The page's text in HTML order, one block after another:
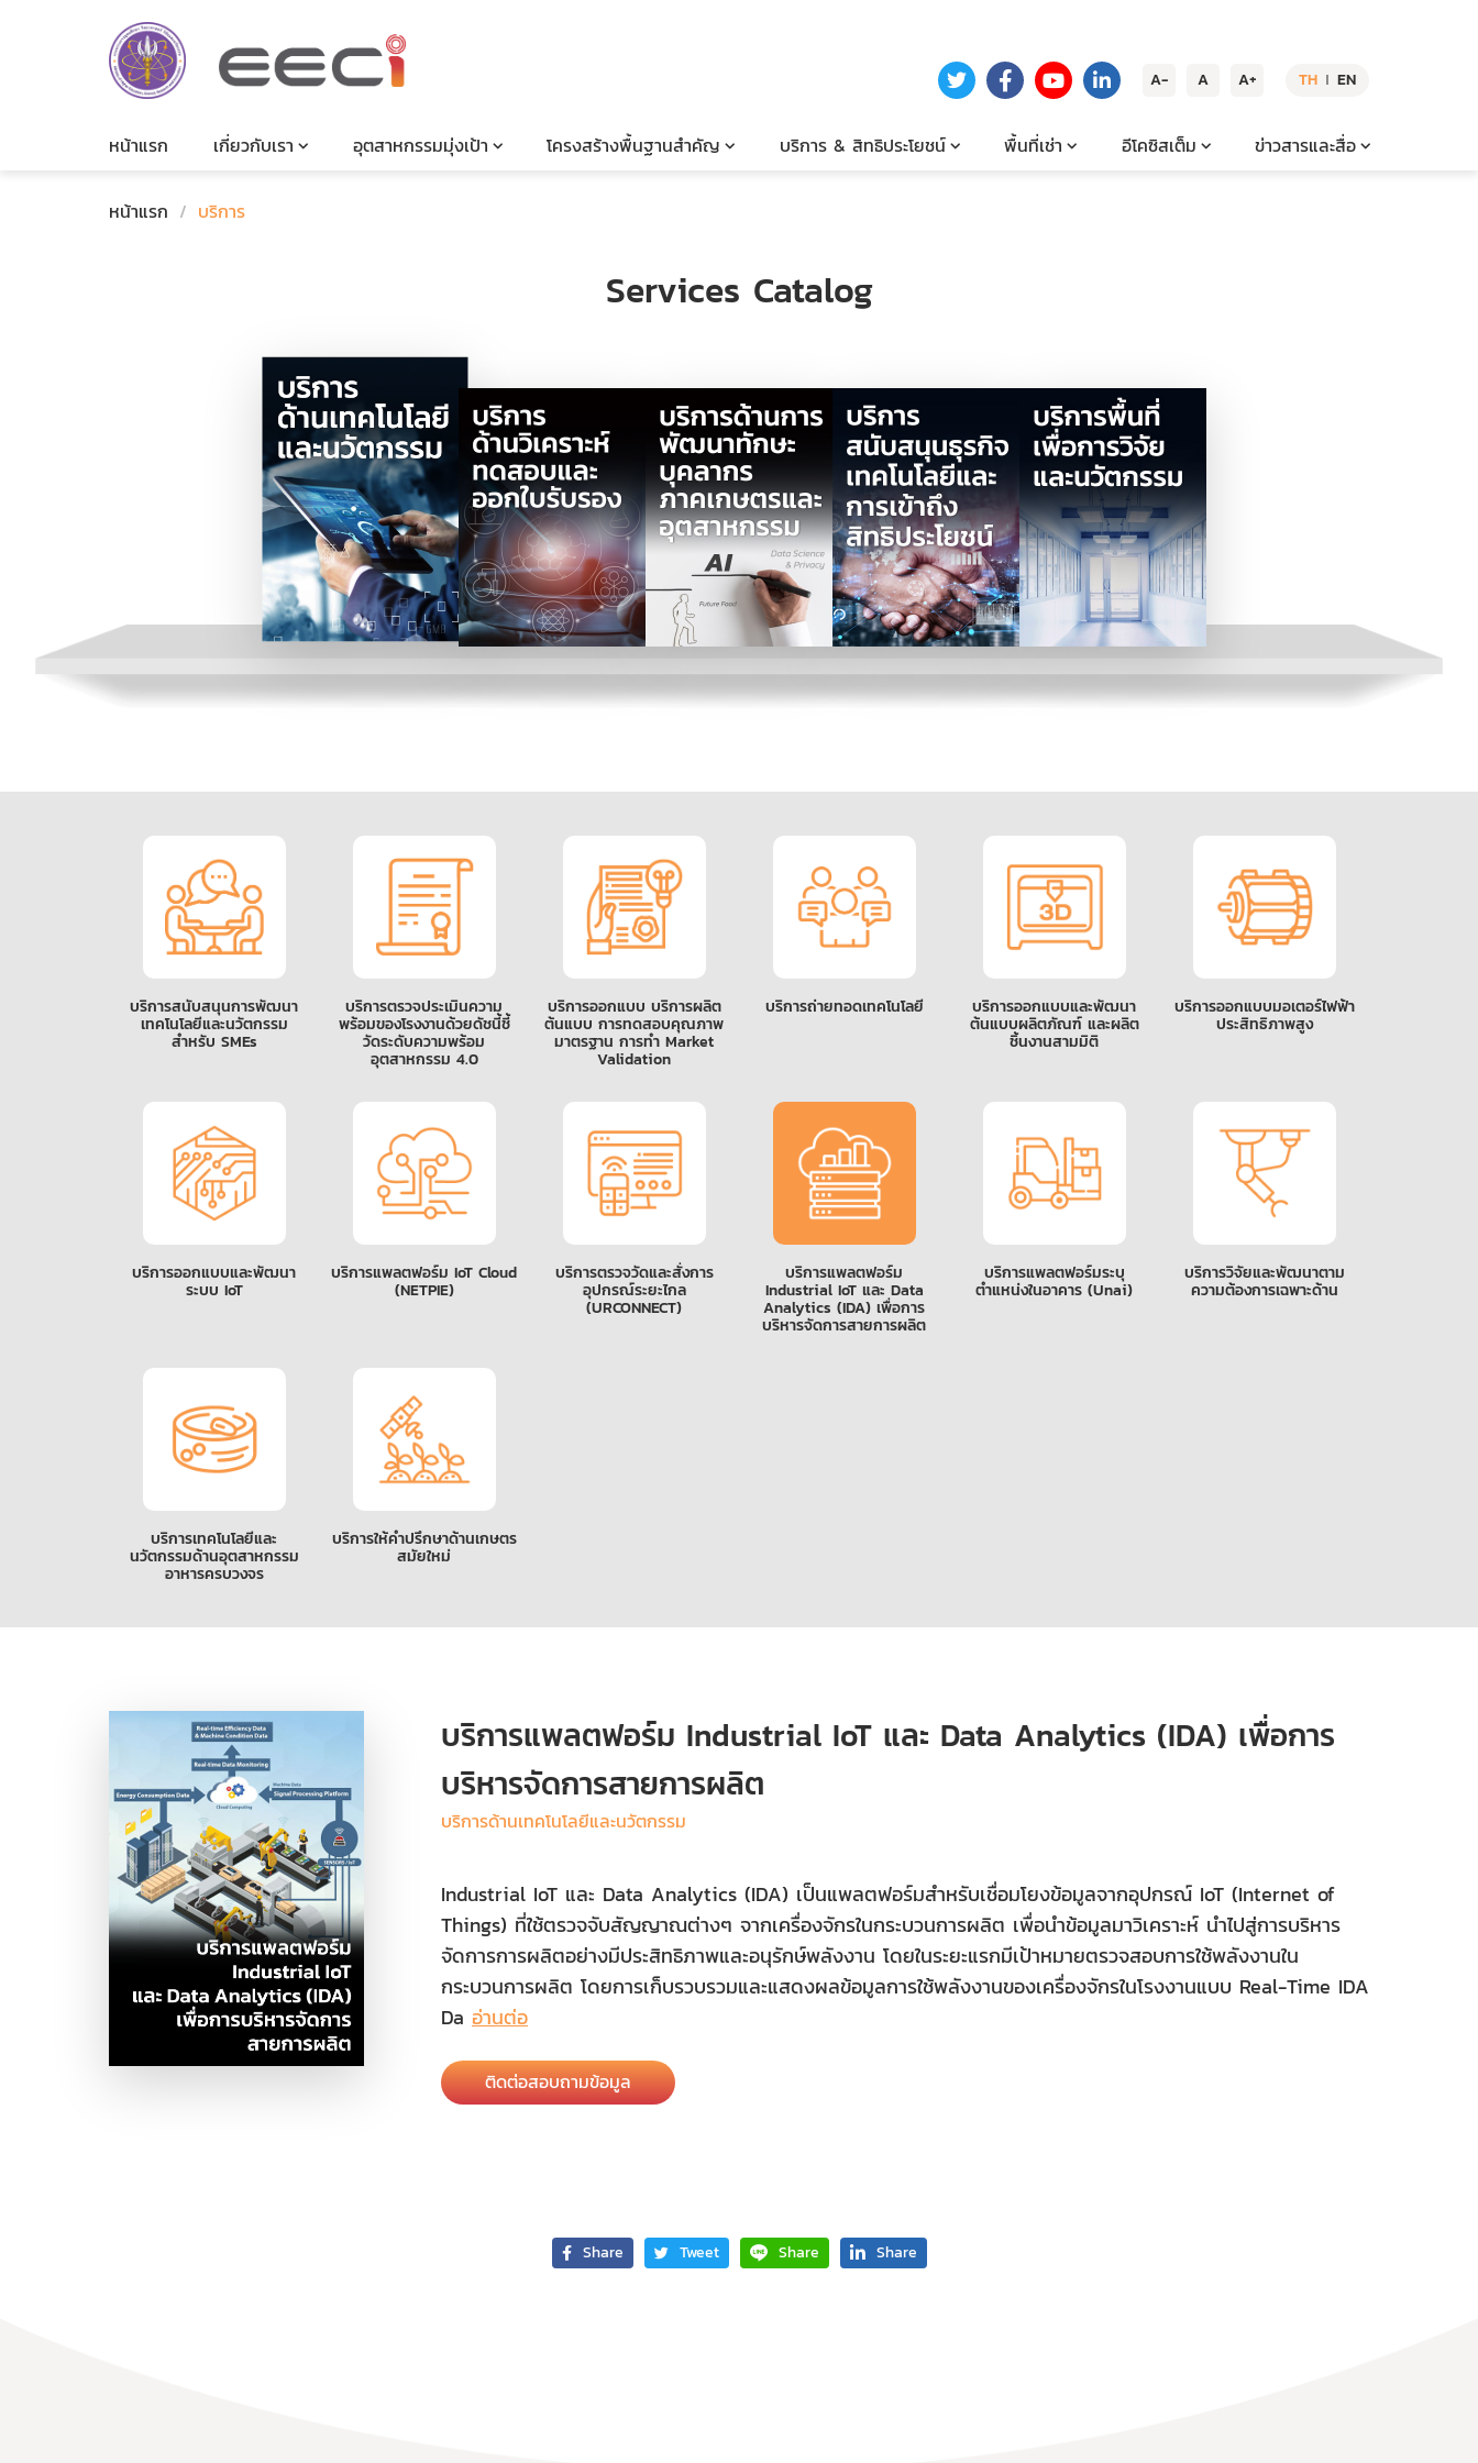
A- A A+ TH | EN
หน้าแรก เกี่ยวกับเรา อุตสาหกรรมมุ่งเป้า โครงสร้างพื้นฐานสำคัญ บริการ & สิทธิประโยชน์ พื้นที่เช่า อีโคซิสเต็ม ข่าวสารและสื่อ
หน้าแรก / บริการ
Services Catalog
บริการสนับสนุนการพัฒนา
เทคโนโลยีและนวัตกรรม
สำหรับ SMEs
บริการตรวจประเมินความ
พร้อมของโรงงานด้วยดัชนี้ชี้
วัดระดับความพร้อม
อุตสาหกรรม 4.0
บริการออกแบบ บริการผลิต
ต้นแบบ การทดสอบคุณภาพ
มาตรฐาน การทำ Market
Validation
บริการถ่ายทอดเทคโนโลยี บริการออกแบบและพัฒนา
ต้นแบบผลิตภัณฑ์ และผลิต
ชิ้นงานสามมิติ
บริการออกแบบมอเตอร์ไฟฟ้า
ประสิทธิภาพสูง
บริการออกแบบและพัฒนา
ระบบ IoT
บริการแพลตฟอร์ม IoT Cloud
(NETPIE)
บริการตรวจวัดและสั่งการ
อุปกรณ์ระยะไกล
(URCONNECT)
บริการแพลตฟอร์ม
Industrial IoT และ Data
Analytics (IDA) เพื่อการ
บริหารจัดการสายการผลิต
บริการแพลตฟอร์มระบุ
ตำแหน่งในอาคาร (Unai)
บริการวิจัยและพัฒนาตาม
ความต้องการเฉพาะด้าน
บริการเทคโนโลยีและ
นวัตกรรมด้านอุตสาหกรรม
อาหารครบวงจร
บริการให้คำปรึกษาด้านเกษตร
สมัยใหม่
บริการแพลตฟอร์ม Industrial IoT และ Data Analytics (IDA) เพื่อการ
บริหารจัดการสายการผลิต
บริการด้านเทคโนโลยีและนวัตกรรม
Industrial IoT และ Data Analytics (IDA) เป็นแพลตฟอร์มสำหรับเชื่อมโยงข้อมูลจากอุปกรณ์ IoT (Internet of
Things) ที่ใช้ตรวจจับสัญญาณต่างๆ จากเครื่องจักรในกระบวนการผลิต เพื่อนำข้อมูลมาวิเคราะห์ นำไปสู่การบริหาร
จัดการการผลิตอย่างมีประสิทธิภาพและอนุรักษ์พลังงาน โดยในระยะแรกมีเป้าหมายตรวจสอบการใช้พลังงานใน
กระบวนการผลิต โดยการเก็บรวบรวมและแสดงผลข้อมูลการใช้พลังงานของเครื่องจักรในโรงงานแบบ Real-Time IDA
Da อ่านต่อ
ติดต่อสอบถามข้อมูล
Share Tweet Share Share